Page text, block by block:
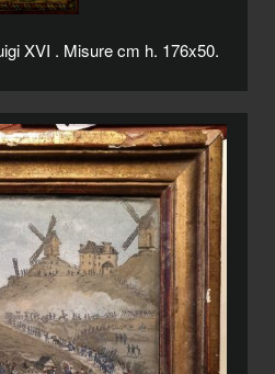
XVI . Misure cm h. 176x50.